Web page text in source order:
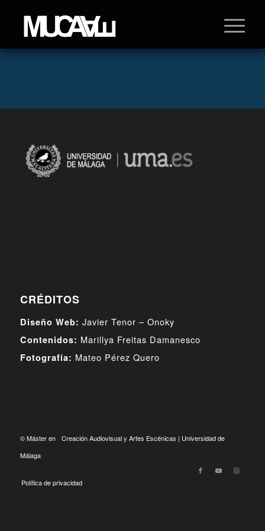
CRÉDITOS
Diseño Web: Javier Tenor – Onoky
Contenidos: Marillya Freitas Damanesco
Fotografía: Mateo Pérez Quero
© Máster en Creación Audiovisual y Artes Escénicas | Universidad de
Málaga
Política de privacidad